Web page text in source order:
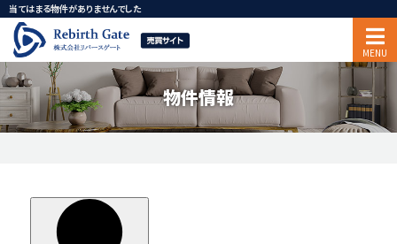
当てはまる物件がありませんでした
物件情報